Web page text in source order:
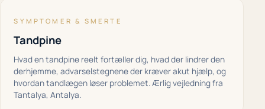
SYMPTOMER & SMERTE
Tandpine
Hvad en tandpine reelt fortæller dig, hvad der lindrer den
derhjemme, advarselstegnene der kræver akut hjælp, og
hvordan tandlægen løser problemet. Ærlig vejledning fra
Tantalya, Antalya.